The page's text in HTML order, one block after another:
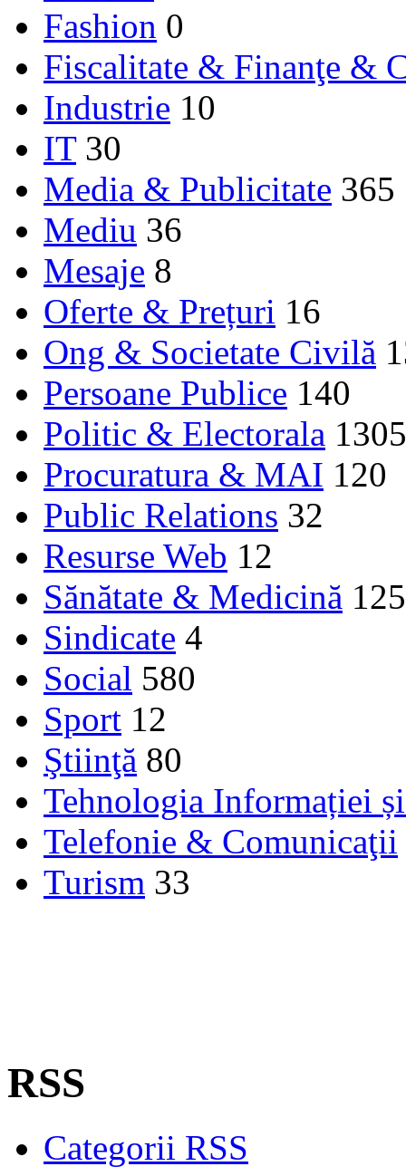
Fashion 0
Fiscalitate & Finanţe &
Industrie 10
IT 30
Media & Publicitate 365
Mediu 36
Mesaje 8
Oferte & Prețuri 16
Ong & Societate Civilă
Persoane Publice 140
Politic & Electorala 1305
Procuratura & MAI 120
Public Relations 32
Resurse Web 12
Sănătate & Medicină 125
Sindicate 4
Social 580
Sport 12
Ştiinţă 80
Tehnologia Informației
Telefonie & Comunicaţii
Turism 33
RSS
Categorii RSS